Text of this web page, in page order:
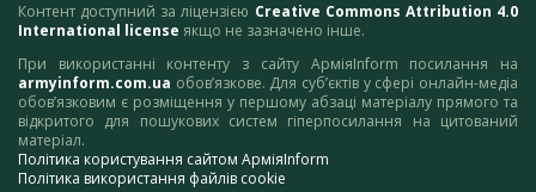
Контент доступний за ліцензією Creative Commons Attribution 4.0
International license якщо не зазначено інше.
При використанні контенту з сайту АрміяInform посилання на
armyinform.com.ua обов’язкове. Для суб’єктів у сфері онлайн-медіа
обов’язковим є розміщення у першому абзаці матеріалу прямого та
відкритого для пошукових систем гіперпосилання на цитований
матеріал.
Політика користування сайтом АрміяInform
Політика використання файлів cookie